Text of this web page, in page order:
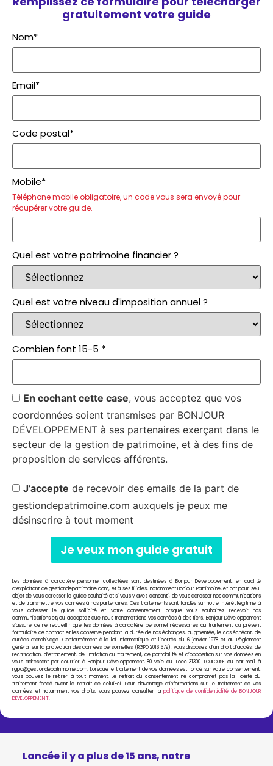
gratuitement votre guide
Nom*
Email*
Code postal*
Mobile*
Téléphone mobile obligatoire, un code vous sera envoyé pour
récupérer votre guide.
Quel est votre patrimoine financier ?
Quel est votre niveau d'imposition annuel ?
Combien font 15-5 *
En cochant cette case, vous acceptez que vos
coordonnées soient transmises par BONJOUR
DÉVELOPPEMENT à ses partenaires exerçant dans le
secteur de la gestion de patrimoine, et à des fins de
proposition de services afférents.
J’accepte de recevoir des emails de la part de
gestiondepatrimoine.com auxquels je peux me
désinscrire à tout moment
Les données à caractère personnel collectées sont destinées à Bonjour Développement, en qualité
d’exploitant de gestiondepatrimoine.com, et à ses filiales, notamment Bonjour Patrimoine, et ont pour seul
objet de vous adresser le guide souhaité et si vous y avez consenti, de vous adresser nos communications
et de transmettre vos données à nos partenaires. Ces traitements sont fondés sur notre intérêt légitime à
vous adresser le guide sollicité et votre consentement lorsque vous souhaitez recevoir nos
communications et/ou acceptez que nous transmettions vos données à des tiers. Bonjour Développement
s’assure de ne recueillir que les données à caractère personnel nécessaires au traitement du présent
formulaire de contact et les conserve pendant la durée de nos échanges, augmentée, le cas échéant, de
durées d’archivage. Conformément à la loi Informatique et libertés du 6 janvier 1978 et au Règlement
général sur la protection des données personnelles (RGPD 2016 679), vous disposez d’un droit d’accès, de
rectification, d’effacement, de limitation au traitement, de portabilité et d’opposition sur vos données en
vous adressant par courrier à Bonjour Développement, 80 voie du Toec 31300 TOULOUSE ou par mail à
rgpd@gestiondepatrimoine.com. Lorsque le traitement de vos données est fondé sur votre consentement,
vous pouvez le retirer à tout moment. Le retrait du consentement ne compromet pas la licéité du
traitement fondé avant le retrait de celui-ci. Pour davantage d’informations sur le traitement de vos
données, et notamment vos droits, vous pouvez consulter la politique de confidentialité de BONJOUR
DÉVELOPPEMENT.
Lancée il y a plus de 15 ans, notre